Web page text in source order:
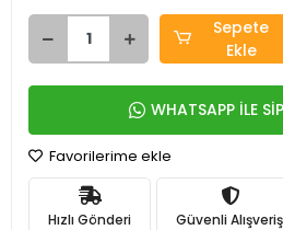
Sepete
Ekle
WHATSAPP İLE
Favorilerime ekle
Hızlı Gönderi Güvenli Alışveriş